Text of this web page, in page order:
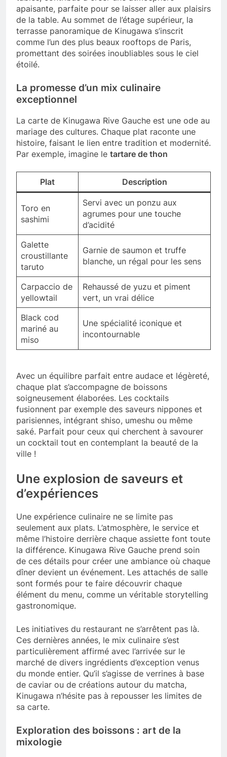
apaisante, parfaite pour se laisser aller aux plaisirs
de la table. Au sommet de l’étage supérieur, la
terrasse panoramique de Kinugawa s’inscrit
comme l’un des plus beaux rooftops de Paris,
promettant des soirées inoubliables sous le ciel
étoilé.
La promesse d’un mix culinaire
exceptionnel
La carte de Kinugawa Rive Gauche est une ode au
mariage des cultures. Chaque plat raconte une
histoire, faisant le lien entre tradition et modernité.
Par exemple, imagine le tartare de thon
Plat Description
Toro en
sashimi
Servi avec un ponzu aux
agrumes pour une touche
d’acidité
Galette
croustillante
taruto
Garnie de saumon et truffe
blanche, un régal pour les sens
Carpaccio de
yellowtail
Rehaussé de yuzu et piment
vert, un vrai délice
Black cod
mariné au
miso
Une spécialité iconique et
incontournable
Avec un équilibre parfait entre audace et légèreté,
chaque plat s’accompagne de boissons
soigneusement élaborées. Les cocktails
fusionnent par exemple des saveurs nippones et
parisiennes, intégrant shiso, umeshu ou même
saké. Parfait pour ceux qui cherchent à savourer
un cocktail tout en contemplant la beauté de la
ville !
Une explosion de saveurs et
d’expériences
Une expérience culinaire ne se limite pas
seulement aux plats. L’atmosphère, le service et
même l’histoire derrière chaque assiette font toute
la différence. Kinugawa Rive Gauche prend soin
de ces détails pour créer une ambiance où chaque
dîner devient un événement. Les attachés de salle
sont formés pour te faire découvrir chaque
élément du menu, comme un véritable storytelling
gastronomique.
Les initiatives du restaurant ne s’arrêtent pas là.
Ces dernières années, le mix culinaire s’est
particulièrement affirmé avec l’arrivée sur le
marché de divers ingrédients d’exception venus
du monde entier. Qu’il s’agisse de verrines à base
de caviar ou de créations autour du matcha,
Kinugawa n’hésite pas à repousser les limites de
sa carte.
Exploration des boissons : art de la
mixologie